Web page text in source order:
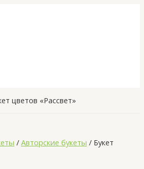
цветов «Рассвет»
/ Авторские букеты / Букет